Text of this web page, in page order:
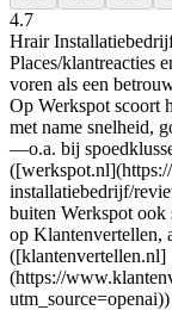
4.7
Hrair
Places/klantreacties
voren als een
Op Werkspot scoort
met name snelheid,
—o.a. bij
installatiebedrijf/
buiten Werkspot ook
op Klantenvertellen,
([klantenvertellen.nl]
(https://
utm_source=openai))